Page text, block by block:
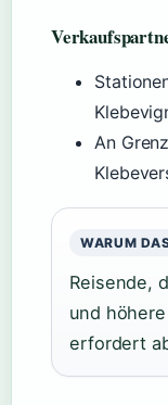
An
WARUM
Reisende,
und
erfordert